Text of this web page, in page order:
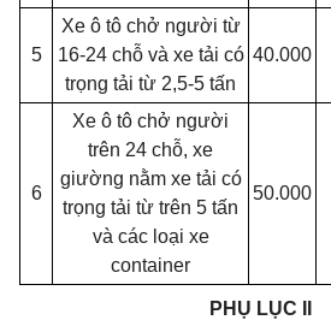
5
Xe ô tô chở người từ
16-24 chỗ và xe tải có
trọng tải từ 2,5-5 tấn
40.000
6
Xe ô tô chở người
trên 24 chỗ, xe
giường nằm xe tải có
trọng tải từ trên 5 tấn
và các loại xe
container
50.000
PHỤ LỤC II